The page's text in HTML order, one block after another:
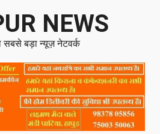
NEWS
सबसे बड़ा न्यूज़ नेटवर्क